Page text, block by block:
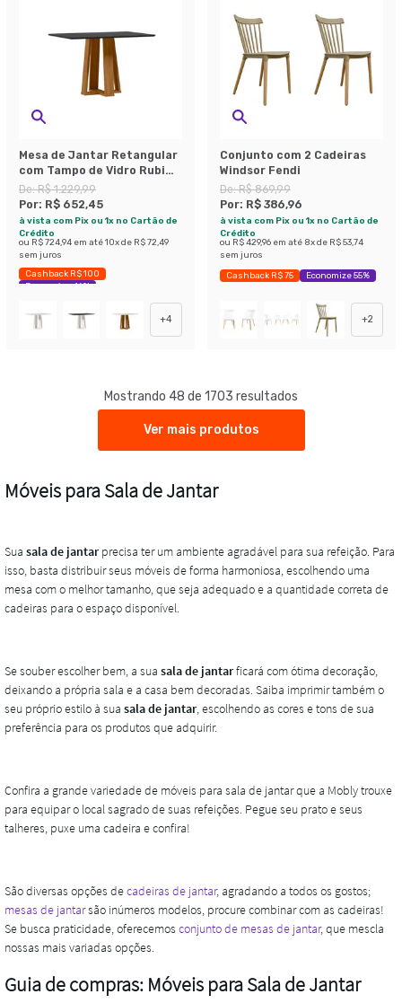
Mesa de Jantar Retangular
com Tampo de Vidro Rubi
Preto e Ypê 120 cm
De:R$ 1.229,99
Por: R$ 652,45
à vista com Pix ou 1x no Cartão de
Crédito
ou R$ 724,94 em até10x de R$ 72,49
sem juros
Cashback R$ 100
Economize 46%
+4
Conjunto com 2 Cadeiras
Windsor Fendi
De:R$ 869,99
Por: R$ 386,96
à vista com Pix ou 1x no Cartão de
Crédito
ou R$ 429,96 em até 8x de R$ 53,74
sem juros
Cashback R$ 75 Economize 55%
+2
Mostrando 48 de 1703 resultados
Ver mais produtos